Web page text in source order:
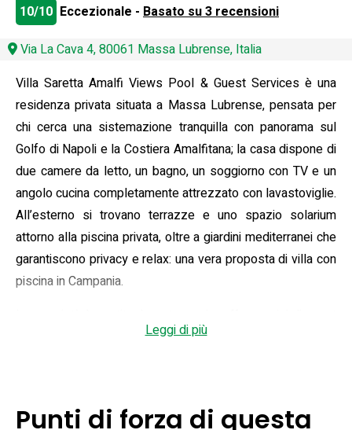
10/10 Eccezionale - Basato su 3 recensioni
Via La Cava 4, 80061 Massa Lubrense, Italia
Villa Saretta Amalfi Views Pool & Guest Services è una
residenza privata situata a Massa Lubrense, pensata per
chi cerca una sistemazione tranquilla con panorama sul
Golfo di Napoli e la Costiera Amalfitana; la casa dispone di
due camere da letto, un bagno, un soggiorno con TV e un
angolo cucina completamente attrezzato con lavastoviglie.
All’esterno si trovano terrazze e uno spazio solarium
attorno alla piscina privata, oltre a giardini mediterranei che
garantiscono privacy e relax: una vera proposta di villa con
piscina in Campania.
experience su richiesta: assistenza in loco, possibilità di
avviene tramite una strada di campagna spesso stretta,
Leggi di più
Punti di forza di questa